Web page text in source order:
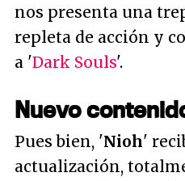
nos presenta una
repleta de acción y
a 'Dark Souls'.
Nuevo
Pues bien, 'Nioh'
actualización,